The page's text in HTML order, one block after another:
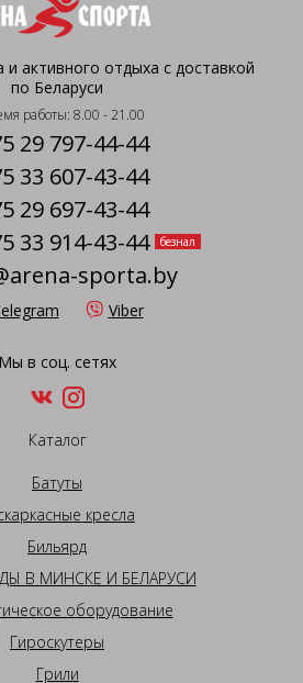
активного отдыха с доставкой
по Беларуси
работы: 8.00 - 21.00
29 797-44-44
33 607-43-44
29 697-43-44
33 914-43-44
безнал
sporta.by
Viber
Мы в соц. сетях
Каталог
Батуты
кресла
Бильярд
В МИНСКЕ И БЕЛАРУСИ
оборудование
Гироскутеры
Грили